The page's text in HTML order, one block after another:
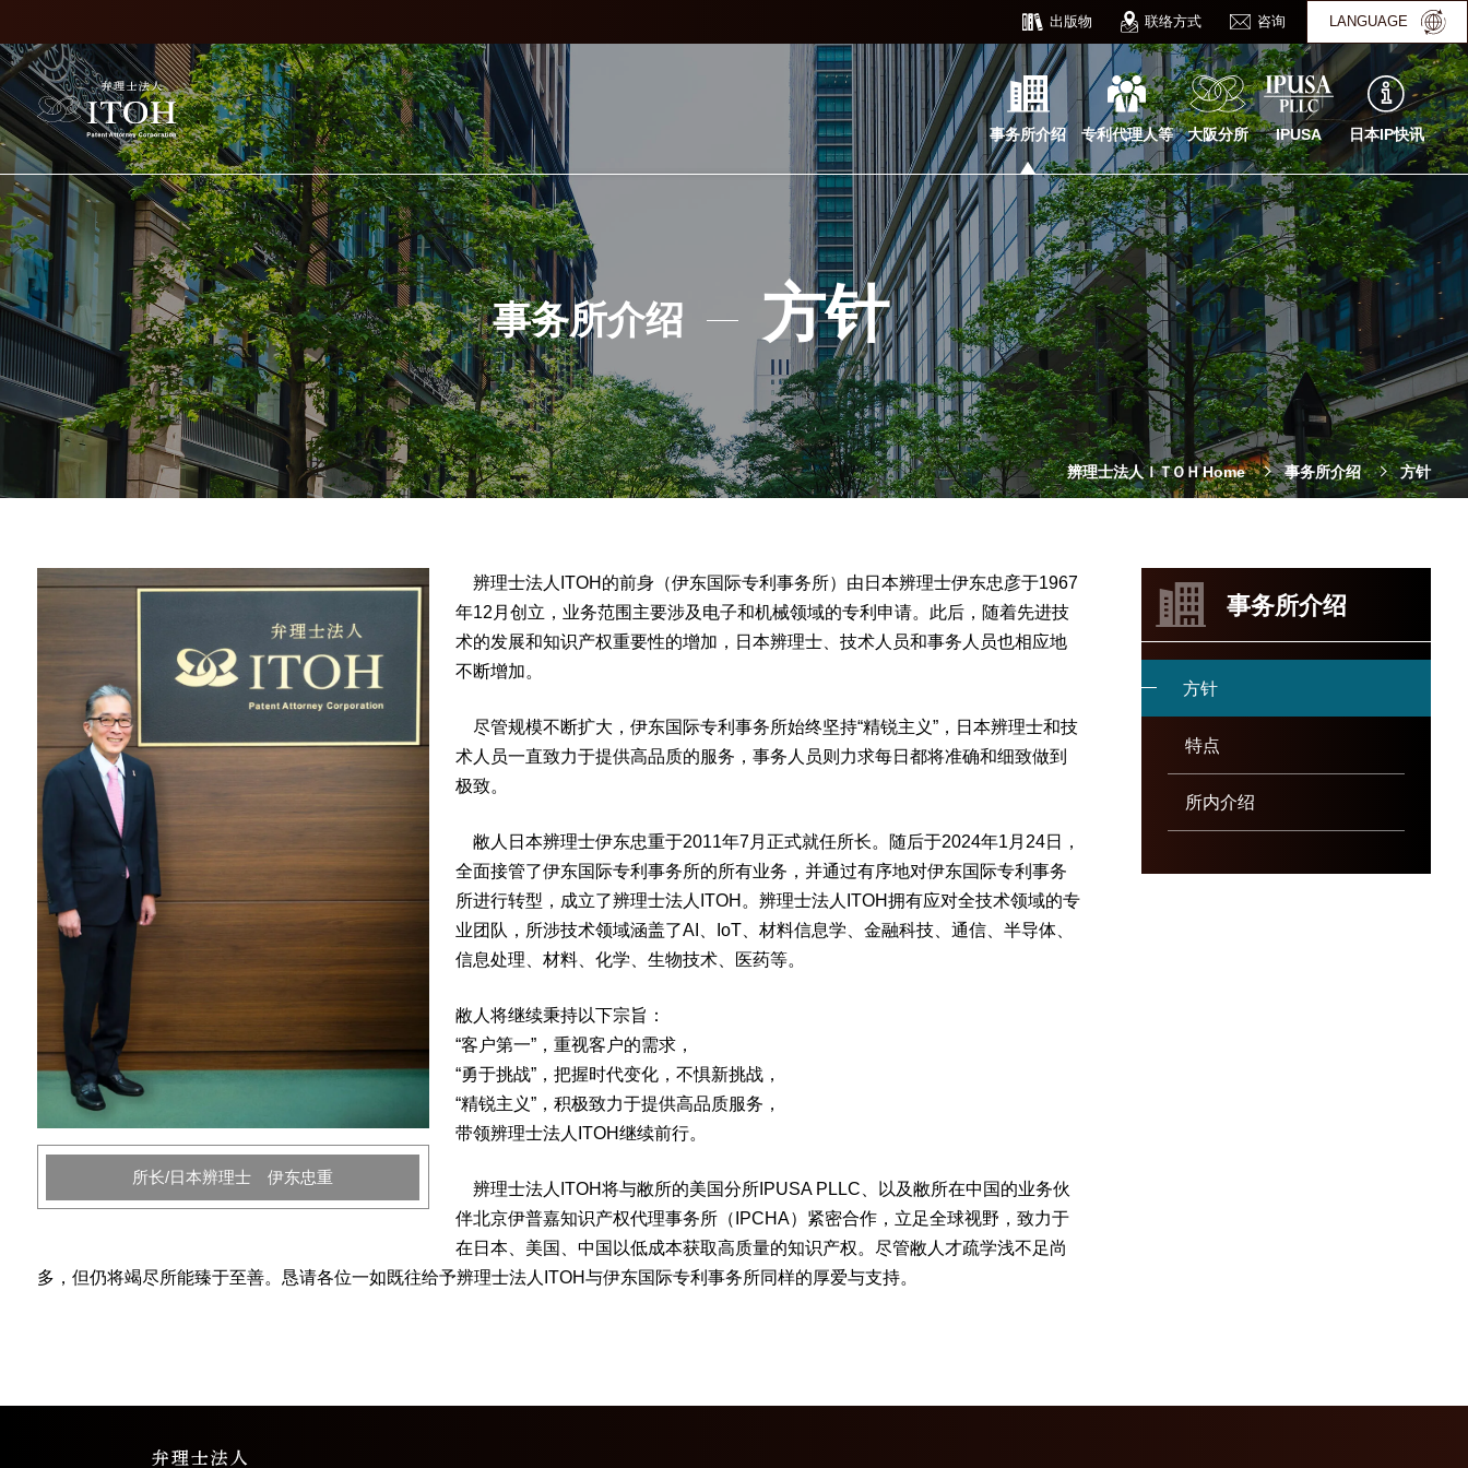
事务所介绍 专利代理人等 大阪分所 IPUSA 日本IP快讯
出版物 联络方式 咨询 LANGUAGE
方针
事务所介绍
辨理士法人ＩＴＯＨHome 事务所介绍 方针
所长/日本辨理士 伊东忠重
辨理士法人ITOH的前身（伊东国际专利事务所）由日本辨理士伊东忠彦于1967
年12月创立，业务范围主要涉及电子和机械领域的专利申请。此后，随着先进技
术的发展和知识产权重要性的增加，日本辨理士、技术人员和事务人员也相应地
不断增加。
尽管规模不断扩大，伊东国际专利事务所始终坚持“精锐主义”，日本辨理士和技
术人员一直致力于提供高品质的服务，事务人员则力求每日都将准确和细致做到
极致。
敝人日本辨理士伊东忠重于2011年7月正式就任所长。随后于2024年1月24日，
全面接管了伊东国际专利事务所的所有业务，并通过有序地对伊东国际专利事务
所进行转型，成立了辨理士法人ITOH。辨理士法人ITOH拥有应对全技术领域的专
业团队，所涉技术领域涵盖了AI、IoT、材料信息学、金融科技、通信、半导体、
信息处理、材料、化学、生物技术、医药等。
敝人将继续秉持以下宗旨：
“客户第一”，重视客户的需求，
“勇于挑战”，把握时代变化，不惧新挑战，
“精锐主义”，积极致力于提供高品质服务，
带领辨理士法人ITOH继续前行。
辨理士法人ITOH将与敝所的美国分所IPUSA PLLC、以及敝所在中国的业务伙
伴北京伊普嘉知识产权代理事务所（IPCHA）紧密合作，立足全球视野，致力于
在日本、美国、中国以低成本获取高质量的知识产权。尽管敝人才疏学浅不足尚
多，但仍将竭尽所能臻于至善。恳请各位一如既往给予辨理士法人ITOH与伊东国际专利事务所同样的厚爱与支持。
事务所介绍
方针
特点
所内介绍